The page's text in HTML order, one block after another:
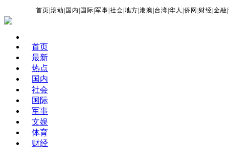
首页 |滚动 国内 国际 |军事 |社会 |地方 |港澳 台湾 |华人 |侨网 财经 |金融 |
首页
最新
热点
国内
社会
国际
军事
文娱
体育
财经